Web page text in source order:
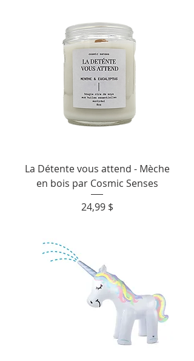
La Détente vous attend - Mèche
en bois par Cosmic Senses
Prix
24,99 $